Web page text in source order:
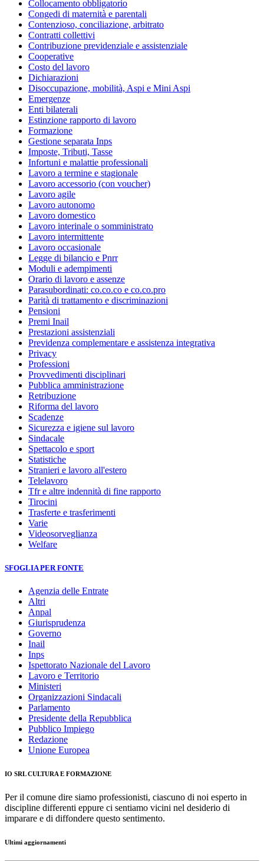
Collocamento obbligatorio
Congedi di maternità e parentali
Contenzioso, conciliazione, arbitrato
Contratti collettivi
Contribuzione previdenziale e assistenziale
Cooperative
Costo del lavoro
Dichiarazioni
Disoccupazione, mobilità, Aspi e Mini Aspi
Emergenze
Enti bilaterali
Estinzione rapporto di lavoro
Formazione
Gestione separata Inps
Imposte, Tributi, Tasse
Infortuni e malattie professionali
Lavoro a termine e stagionale
Lavoro accessorio (con voucher)
Lavoro agile
Lavoro autonomo
Lavoro domestico
Lavoro interinale o somministrato
Lavoro intermittente
Lavoro occasionale
Legge di bilancio e Pnrr
Moduli e adempimenti
Orario di lavoro e assenze
Parasubordinati: co.co.co e co.co.pro
Parità di trattamento e discriminazioni
Pensioni
Premi Inail
Prestazioni assistenziali
Previdenza complementare e assistenza integrativa
Privacy
Professioni
Provvedimenti disciplinari
Pubblica amministrazione
Retribuzione
Riforma del lavoro
Scadenze
Sicurezza e igiene sul lavoro
Sindacale
Spettacolo e sport
Statistiche
Stranieri e lavoro all'estero
Telelavoro
Tfr e altre indennità di fine rapporto
Tirocini
Trasferte e trasferimenti
Varie
Videosorveglianza
Welfare
SFOGLIA PER FONTE
Agenzia delle Entrate
Altri
Anpal
Giurisprudenza
Governo
Inail
Inps
Ispettorato Nazionale del Lavoro
Lavoro e Territorio
Ministeri
Organizzazioni Sindacali
Parlamento
Presidente della Repubblica
Pubblico Impiego
Redazione
Unione Europea
IO SRL CULTURA E FORMAZIONE
Per il comune dire siamo professionisti, ciascuno di noi esperto in
discipline differenti eppure ci sentiamo vicini nel desiderio di
imparare e di diffondere questo sentimento.
Ultimi aggiornamenti